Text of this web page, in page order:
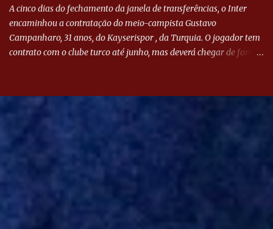
A cinco dias do fechamento da janela de transferências, o Inter
encaminhou a contratação do meio-campista Gustavo
Campanharo, 31 anos, do Kayserispor , da Turquia. O jogador tem
contrato com o clube turco até junho, mas deverá chegar de forma
Evian, da França, Hellas Verona, da Itália, e Ludogorets, da
Bulgária. O último clube brasileiro foi a Chapecoense, em 2020.
concretizada, o jogador chegará ao Beira-Rio para ser mais uma
opção de Mano Menezes no setor de meio-campo. Atualmente, na